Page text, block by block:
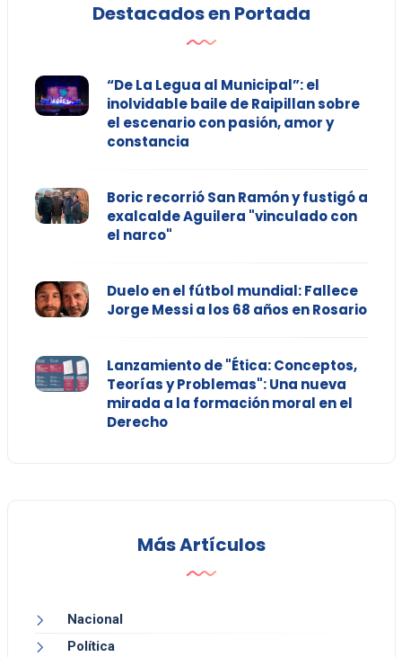
Destacados en Portada
“De La Legua al Municipal”: el
inolvidable baile de Raipillan sobre
el escenario con pasión, amor y
constancia
Boric recorrió San Ramón y fustigó a
exalcalde Aguilera "vinculado con
el narco"
Duelo en el fútbol mundial: Fallece
Jorge Messi a los 68 años en Rosario
Lanzamiento de "Ética: Conceptos,
Teorías y Problemas": Una nueva
mirada a la formación moral en el
Derecho
Más Artículos
Nacional
Política